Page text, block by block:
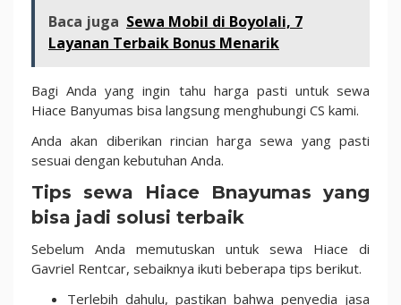
Baca juga Sewa Mobil di Boyolali, 7
Layanan Terbaik Bonus Menarik
Bagi Anda yang ingin tahu harga pasti untuk sewa
Hiace Banyumas bisa langsung menghubungi CS kami.
Anda akan diberikan rincian harga sewa yang pasti
sesuai dengan kebutuhan Anda.
Tips sewa Hiace Bnayumas yang
bisa jadi solusi terbaik
Sebelum Anda memutuskan untuk sewa Hiace di
Gavriel Rentcar, sebaiknya ikuti beberapa tips berikut.
Terlebih dahulu, pastikan bahwa penyedia jasa